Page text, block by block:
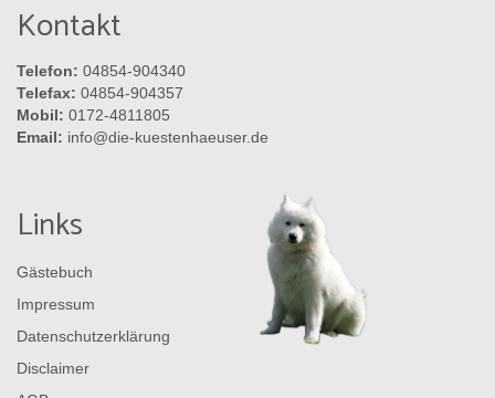
Kontakt
Telefon: 04854-904340
Telefax: 04854-904357
Mobil: 0172-4811805
Email: info@die-kuestenhaeuser.de
Links
Gästebuch
Impressum
Datenschutzerklärung
Disclaimer